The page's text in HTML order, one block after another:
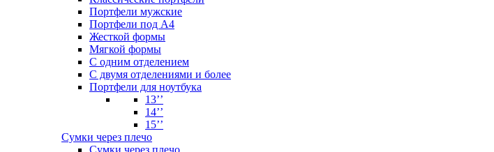
Портфели мужские
Портфели под А4
Жесткой формы
Мягкой формы
С одним отделением
С двумя отделениями и более
Портфели для ноутбука
13’’
14’’
15’’
Сумки через плечо
Сумки через плечо